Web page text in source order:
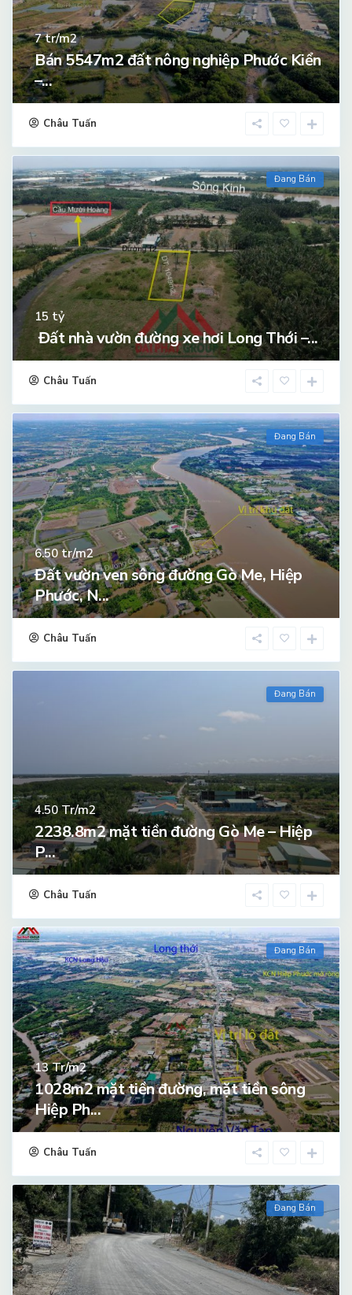
7tr/m2
Bán 5547m2 đất nông nghiệp Phước Kiển
–...
Châu Tuấn
Đang Bán
15 tỷ
Đất nhà vườn đường xe hơi Long Thới –...
Châu Tuấn
Đang Bán
6.50tr/m2
Đất vườn ven sông đường Gò Me, Hiệp
Phước, N...
Châu Tuấn
Đang Bán
4.50Tr/m2
2238.8m2 mặt tiền đường Gò Me – Hiệp
P...
Châu Tuấn
Đang Bán
13Tr/m2
1028m2 mặt tiền đường, mặt tiền sông
Hiệp Ph...
Châu Tuấn
Đang Bán